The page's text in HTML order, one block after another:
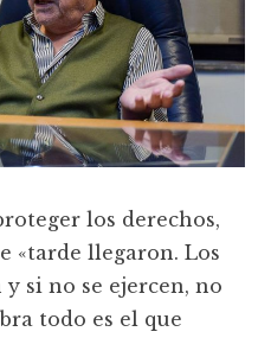
los derechos,
«tarde llegaron. Los
si no se ejercen, no
todo es el que